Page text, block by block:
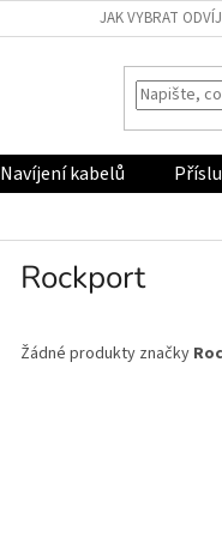
JAK VYBRAT
Navíjení kabelů
Rockport
Žádné produkty značky